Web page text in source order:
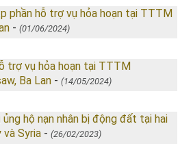
phần hỗ trợ vụ hỏa hoạn tại TTTM
- (01/06/2024)
trợ vụ hỏa hoạn tại TTTM
Ba Lan - (14/05/2024)
hộ nạn nhân bị động đất tại hai
Syria - (26/02/2023)